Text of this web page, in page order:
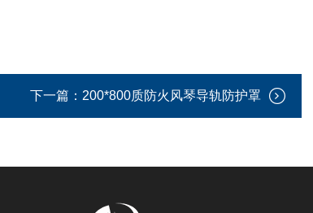
下一篇： 200*800质防火风琴导轨防护罩